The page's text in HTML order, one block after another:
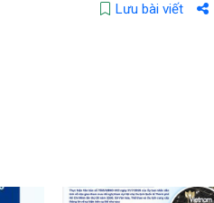
Lưu bài viết